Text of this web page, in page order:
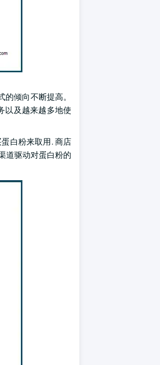
倾向不断提高。
以及越来越多地使
白粉来取用. 商店
道驱动对蛋白粉的